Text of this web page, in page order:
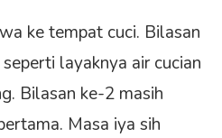
ke tempat cuci. Bilasan
layaknya air cucian
Bilasan ke-2 masih
Masa iya sih